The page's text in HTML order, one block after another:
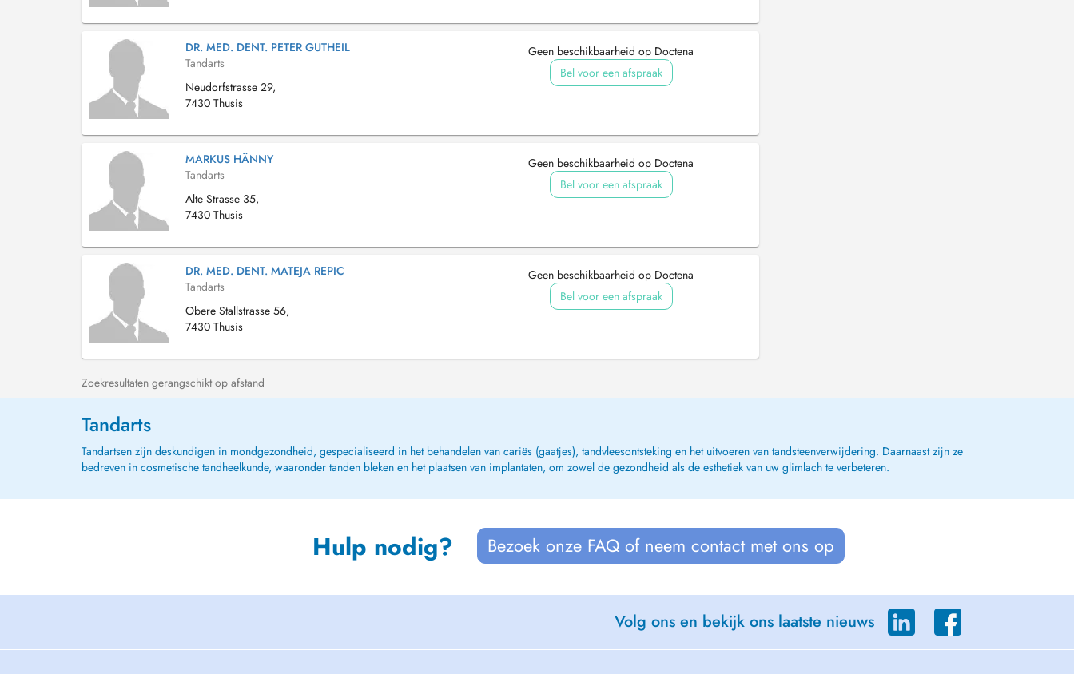
DR. MED. DENT. PETER GUTHEIL
Tandarts
Neudorfstrasse 29,
7430 Thusis
Geen beschikbaarheid op Doctena
Bel voor een afspraak
MARKUS HÄNNY
Tandarts
Alte Strasse 35,
7430 Thusis
Geen beschikbaarheid op Doctena
Bel voor een afspraak
DR. MED. DENT. MATEJA REPIC
Tandarts
Obere Stallstrasse 56,
7430 Thusis
Geen beschikbaarheid op Doctena
Bel voor een afspraak
Zoekresultaten gerangschikt op afstand
Tandarts
Tandartsen zijn deskundigen in mondgezondheid, gespecialiseerd in het behandelen van cariës (gaatjes), tandvleesontsteking en het uitvoeren van tandsteenverwijdering. Daarnaast zijn ze
bedreven in cosmetische tandheelkunde, waaronder tanden bleken en het plaatsen van implantaten, om zowel de gezondheid als de esthetiek van uw glimlach te verbeteren.
Hulp nodig? Bezoek onze FAQ of neem contact met ons op
Volg ons en bekijk ons laatste nieuws